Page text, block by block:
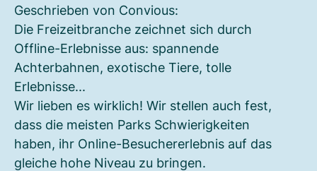
Geschrieben von Convious:
Die Freizeitbranche zeichnet sich durch
Offline-Erlebnisse aus: spannende
Achterbahnen, exotische Tiere, tolle
Erlebnisse...
Wir lieben es wirklich! Wir stellen auch fest,
dass die meisten Parks Schwierigkeiten
haben, ihr Online-Besuchererlebnis auf das
gleiche hohe Niveau zu bringen.